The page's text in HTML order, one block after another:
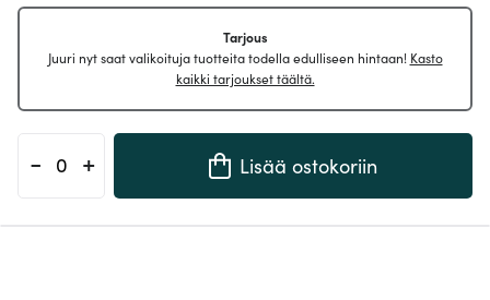
Tarjous
Juuri nyt saat valikoituja tuotteita todella edulliseen hintaan! Kasto
kaikki tarjoukset täältä.
- + Lisää ostokoriin